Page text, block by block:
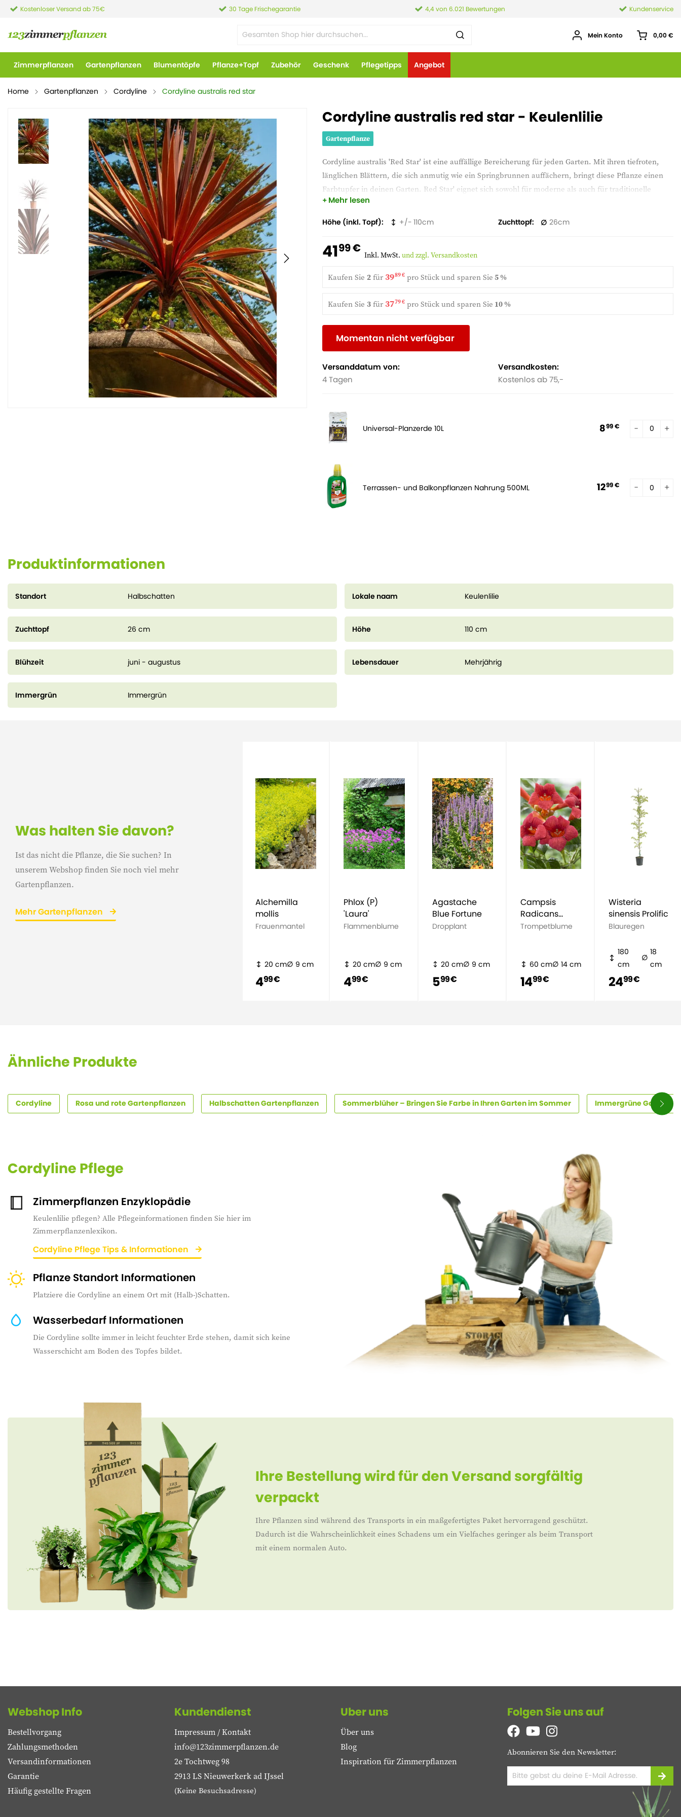
Kostenloser Versand ab 75€ 30 Tage Frischegarantie 4,4 von 6.021 Bewertungen Kundenservice
Mein Konto 0,00 €
Zimmerpflanzen Gartenpflanzen Blumentöpfe Pflanze+Topf Zubehör Geschenk Pflegetipps Angebot
Home Gartenpflanzen Cordyline Cordyline australis red star
Cordyline australis red star - Keulenlilie
Gartenpflanze
Cordyline australis 'Red Star' ist eine auffällige Bereicherung für jeden Garten. Mit ihren tiefroten,
länglichen Blättern, die sich anmutig wie ein Springbrunnen auffächern, bringt diese Pflanze einen
Farbtupfer in deinen Garten. Red Star' eignet sich sowohl für moderne als auch für traditionelle
Gärten und setzt einen lebendigen Akzent, der sofort ins Auge sticht.
Mehr lesen
Höhe (inkl. Topf) 110 Zuchttopf 26
4199 € Inkl. MwSt.und zzgl. Versandkosten
Kaufen Sie2für3989 € pro Stück undsparen Sie5 %
Kaufen Sie3für3779 € pro Stück undsparen Sie 10 %
Momentan nicht verfügbar
Versanddatum von:
4 Tagen
Versandkosten:
Kostenlos ab 75,-
Universal-Planzerde 10L 899 €
Terrassen- und Balkonpflanzen Nahrung 500ML 1299 €
Produktinformationen
Standort Halbschatten Lokale naam Keulenlilie
Zuchttopf 26 cm Höhe 110 cm
Blühzeit juni - augustus Lebensdauer Mehrjährig
Immergrün Immergrün
Was halten Sie davon?
Ist das nicht die Pflanze, die Sie suchen? In
unserem Webshop finden Sie noch viel mehr
Gartenpflanzen.
Mehr Gartenpflanzen
Alchemilla
mollis
Frauenmantel
20 cm 9 cm
499 €
Phlox (P)
'Laura'
Flammenblume
20 cm 9 cm
499 €
Agastache
Blue Fortune
Dropplant
20 cm 9 cm
599 €
Campsis
Radicans
'Flamengo'
Trompetblume
60 cm 14 cm
1499 €
Wisteria
sinensis Prolific
Blauregen
180
cm
18
cm
2499 €
Ähnliche Produkte
Cordyline Rosa und rote Gartenpflanzen Halbschatten Gartenpflanzen Sommerblüher – Bringen Sie Farbe in Ihren Garten im Sommer Immergrüne
Cordyline Pflege
Zimmerpflanzen Enzyklopädie
Keulenlilie pflegen? Alle Pflegeinformationen finden Sie hier im
Zimmerpflanzenlexikon.
Cordyline Pflege Tips & Informationen
Pflanze Standort Informationen
Platziere die Cordyline an einem Ort mit (Halb-)Schatten.
Wasserbedarf Informationen
Die Cordyline sollte immer in leicht feuchter Erde stehen, damit sich keine
Wasserschicht am Boden des Topfes bildet.
Ihre Bestellung wird für den Versand sorgfältig
verpackt
Ihre Pflanzen sind während des Transports in ein maßgefertigtes Paket hervorragend geschützt.
Dadurch ist die Wahrscheinlichkeit eines Schadens um ein Vielfaches geringer als beim Transport
mit einem normalen Auto.
Webshop Info
Bestellvorgang
Zahlungsmethoden
Versandinformationen
Garantie
Häufig gestellte Fragen
Kundendienst
Impressum / Kontakt
info@123zimmerpflanzen.de
2e Tochtweg 98
2913 LS Nieuwerkerk ad IJssel
(Keine Besuchsadresse)
Uber uns
Über uns
Blog
Inspiration für Zimmerpflanzen
Folgen Sie uns auf
Abonnieren Sie den Newsletter: